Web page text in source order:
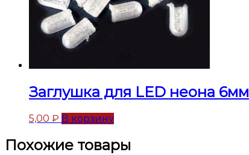
Заглушка для LED неона 6мм
5,00 ₽ В корзину
Похожие товары